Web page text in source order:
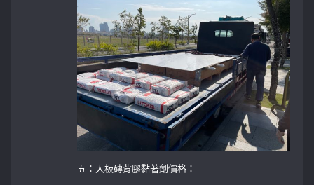
五：大板磚背膠黏著劑價格：